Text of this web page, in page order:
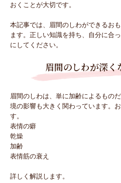
おくことが大切です。
本記事では、眉間のしわができるお
ます。正しい知識を持ち、自分に合
にしてください。
眉間のしわが深く
眉間のしわは、単に加齢によるもの
境の影響も大きく関わっています。
す。
表情の癖
乾燥
加齢
表情筋の衰え
詳しく解説します。